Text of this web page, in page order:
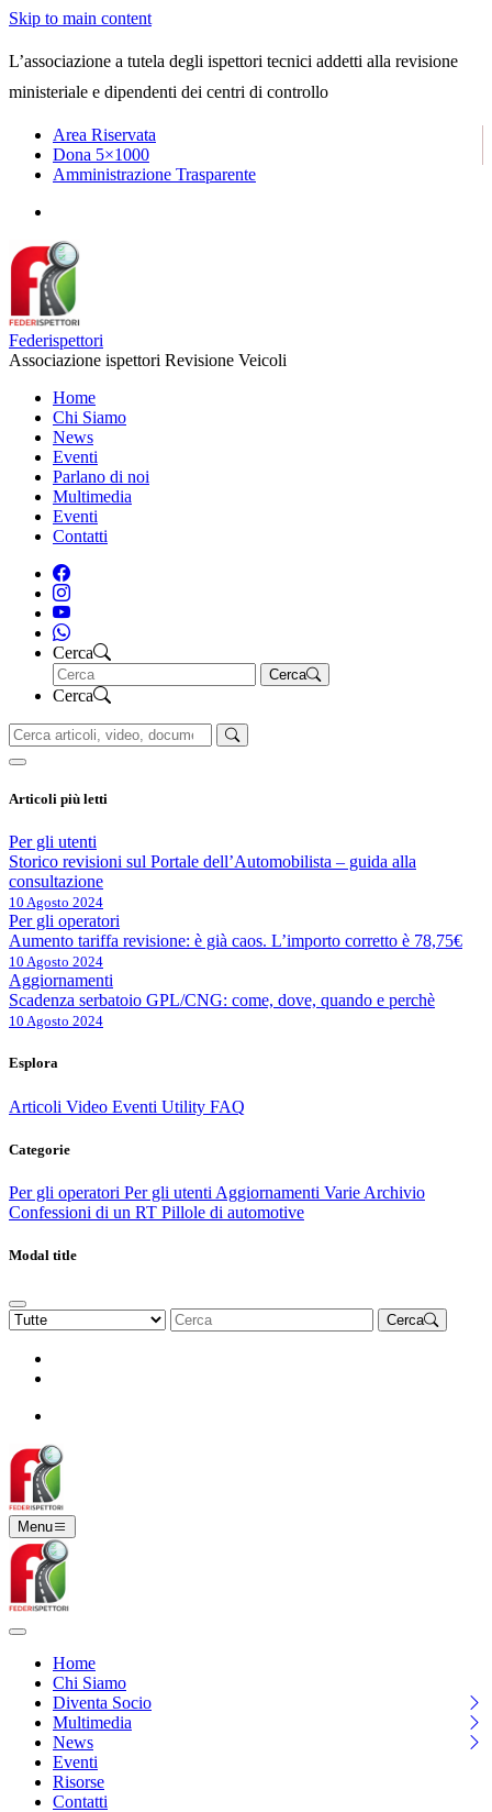
Skip to main content
L’associazione a tutela degli ispettori tecnici addetti alla revisione
ministeriale e dipendenti dei centri di controllo
Area Riservata
Dona 5×1000
Amministrazione Trasparente
Federispettori
Associazione ispettori Revisione Veicoli
Home
Chi Siamo
News
Eventi
Parlano di noi
Multimedia
Eventi
Contatti
Cerca
Cerca
Cerca
Articoli più letti
Per gli utenti
Storico revisioni sul Portale dell’Automobilista – guida alla
consultazione
10 Agosto 2024
Per gli operatori
Aumento tariffa revisione: è già caos. L’importo corretto è 78,75€
10 Agosto 2024
Aggiornamenti
Scadenza serbatoio GPL/CNG: come, dove, quando e perchè
10 Agosto 2024
Esplora
Articoli Video Eventi Utility FAQ
Categorie
Per gli operatori Per gli utenti Aggiornamenti Varie Archivio
Confessioni di un RT Pillole di automotive
Modal title
Cerca
Menu
Home
Chi Siamo
Diventa Socio
Multimedia
News
Eventi
Risorse
Contatti